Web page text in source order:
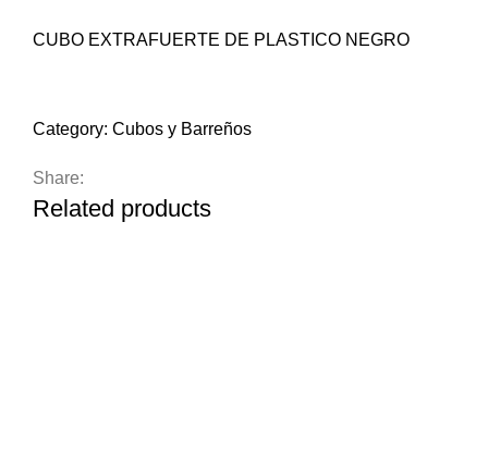
CUBO EXTRAFUERTE DE PLASTICO NEGRO
Category: Cubos y Barreños
Share:
Related products